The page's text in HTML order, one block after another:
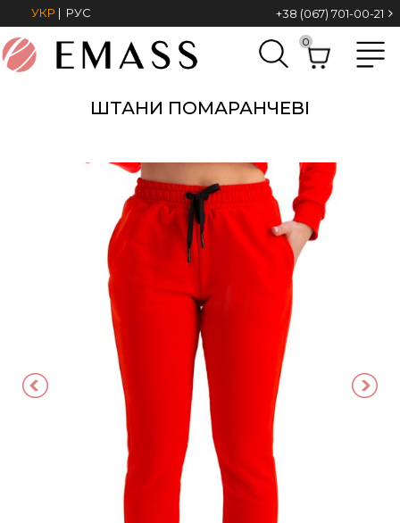
УКР | РУС +38 (067) 701-00-21
0
ШТАНИ ПОМАРАНЧЕВІ